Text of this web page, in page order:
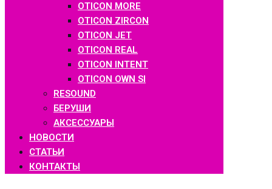
OTICON MORE
OTICON ZIRCON
OTICON JET
OTICON REAL
OTICON INTENT
OTICON OWN SI
RESOUND
БЕРУШИ
АКСЕССУАРЫ
НОВОСТИ
СТАТЬИ
КОНТАКТЫ